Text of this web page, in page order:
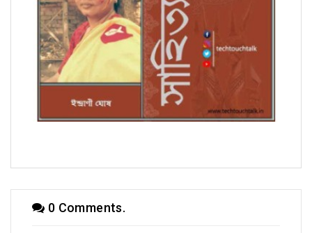
0 Comments.